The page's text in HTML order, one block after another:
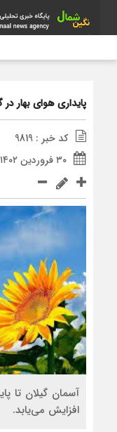
پایداری هوای بهار در
کد خبر : 9819
۳۰ فروردین ۱۴۰۲ - ۱۶:۴۸
آسمان گیلان تا
افزایش می‌یابد.